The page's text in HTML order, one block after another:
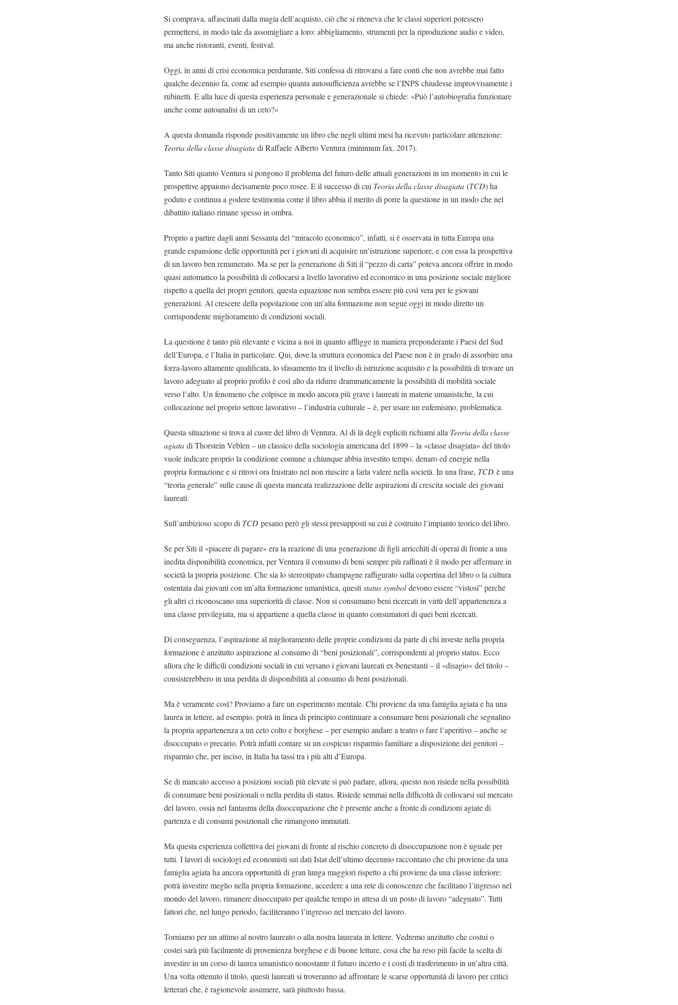
Si comprava, affascinati dalla magia dell’acquisto, ciò che si riteneva che le classi superiori potessero
permettersi, in modo tale da assomigliare a loro: abbigliamento, strumenti per la riproduzione audio e video,
ma anche ristoranti, eventi, festival.
Oggi, in anni di crisi economica perdurante, Siti confessa di ritrovarsi a fare conti che non avrebbe mai fatto
qualche decennio fa, come ad esempio quanta autosufficienza avrebbe se l’INPS chiudesse improvvisamente i
rubinetti. E alla luce di questa esperienza personale e generazionale si chiede: «Può l’autobiografia funzionare
anche come autoanalisi di un ceto?»
A questa domanda risponde positivamente un libro che negli ultimi mesi ha ricevuto particolare attenzione:
Teoria della classe disagiatadi Raffaele Alberto Ventura (minimum fax, 2017).
Tanto Siti quanto Ventura si pongono il problema del futuro delle attuali generazioni in un momento in cui le
prospettive appaiono decisamente poco rosee. E il successo di cui Teoria della classe disagiata(TCD) ha
goduto e continua a godere testimonia come il libro abbia il merito di porre la questione in un modo che nel
dibattito italiano rimane spesso in ombra.
Proprio a partire dagli anni Sessanta del “miracolo economico”, infatti, si è osservata in tutta Europa una
grande espansione delle opportunità per i giovani di acquisire un’istruzione superiore, e con essa la prospettiva
di un lavoro ben remunerato. Ma se per la generazione di Siti il “pezzo di carta” poteva ancora offrire in modo
quasi automatico la possibilità di collocarsi a livello lavorativo ed economico in una posizione sociale migliore
rispetto a quella dei propri genitori, questa equazione non sembra essere più così vera per le giovani
generazioni. Al crescere della popolazione con un’alta formazione non segue oggi in modo diretto un
corrispondente miglioramento di condizioni sociali.
La questione è tanto più rilevante e vicina a noi in quanto affligge in maniera preponderante i Paesi del Sud
dell’Europa, e l’Italia in particolare. Qui, dove la struttura economica del Paese non è in grado di assorbire una
forza-lavoro altamente qualificata, lo sfasamento tra il livello di istruzione acquisito e la possibilità di trovare un
lavoro adeguato al proprio profilo è così alto da ridurre drammaticamente la possibilità di mobilità sociale
verso l’alto. Un fenomeno che colpisce in modo ancora più grave i laureati in materie umanistiche, la cui
collocazione nel proprio settore lavorativo – l’industria culturale – è, per usare un eufemismo, problematica.
Questa situazione si trova al cuore del libro di Ventura. Al di là degli espliciti richiami alla Teoria della classe
agiatadi Thorstein Veblen – un classico della sociologia americana del 1899 – la «classe disagiata» del titolo
vuole indicare proprio la condizione comune a chiunque abbia investito tempo, denaro ed energie nella
propria formazione e si ritrovi ora frustrato nel non riuscire a farla valere nella società. In una frase, TCDè una
“teoria generale” sulle cause di questa mancata realizzazione delle aspirazioni di crescita sociale dei giovani
laureati.
Sull’ambizioso scopo di TCDpesano però gli stessi presupposti su cui è costruito l’impianto teorico del libro.
Se per Siti il «piacere di pagare» era la reazione di una generazione di figli arricchiti di operai di fronte a una
inedita disponibilità economica, per Ventura il consumo di beni sempre più raffinati è il modo per affermare in
società la propria posizione. Che sia lo stereotipato champagne raffigurato sulla copertina del libro o la cultura
ostentata dai giovani con un’alta formazione umanistica, questistatus symboldevono essere “vistosi” perché
gli altri ci riconoscano una superiorità di classe. Non si consumano beni ricercati in virtù dell’appartenenza a
una classe privilegiata, ma si appartiene a quella classe in quanto consumatori di quei beni ricercati.
Di conseguenza, l’aspirazione al miglioramento delle proprie condizioni da parte di chi investe nella propria
formazione è anzitutto aspirazione al consumo di “beni posizionali”, corrispondenti al proprio status. Ecco
allora che le difficili condizioni sociali in cui versano i giovani laureati ex-benestanti – il «disagio» del titolo –
consisterebbero in una perdita di disponibilità al consumo di beni posizionali.
Ma è veramente così? Proviamo a fare un esperimento mentale. Chi proviene da una famiglia agiata e ha una
laurea in lettere, ad esempio, potrà in linea di principio continuare a consumare beni posizionali che segnalino
la propria appartenenza a un ceto colto e borghese – per esempio andare a teatro o fare l’aperitivo – anche se
disoccupato o precario. Potrà infatti contare su un cospicuo risparmio familiare a disposizione dei genitori –
risparmio che, per inciso, in Italia ha tassi tra i più alti d’Europa.
Se di mancato accesso a posizioni sociali più elevate si può parlare, allora, questo non risiede nella possibilità
di consumare beni posizionali o nella perdita di status. Risiede semmai nella difficoltà di collocarsi sul mercato
del lavoro, ossia nel fantasma della disoccupazione che è presente anche a fronte di condizioni agiate di
partenza e di consumi posizionali che rimangono immutati.
Ma questa esperienza collettiva dei giovani di fronte al rischio concreto di disoccupazione non è uguale per
tutti. I lavori di sociologi ed economisti sui dati Istat dell’ultimo decennio raccontano che chi proviene da una
famiglia agiata ha ancora opportunità di gran lunga maggiori rispetto a chi proviene da una classe inferiore:
potrà investire meglio nella propria formazione, accedere a una rete di conoscenze che facilitano l’ingresso nel
mondo del lavoro, rimanere disoccupato per qualche tempo in attesa di un posto di lavoro “adeguato”. Tutti
fattori che, nel lungo periodo, faciliteranno l’ingresso nel mercato del lavoro.
Torniamo per un attimo al nostro laureato o alla nostra laureata in lettere. Vedremo anzitutto che costui o
costei sarà più facilmente di provenienza borghese e di buone letture, cosa che ha reso più facile la scelta di
investire in un corso di laurea umanistico nonostante il futuro incerto e i costi di trasferimento in un’altra città.
Una volta ottenuto il titolo, questi laureati si troveranno ad affrontare le scarse opportunità di lavoro per critici
letterari che, è ragionevole assumere, sarà piuttosto bassa.